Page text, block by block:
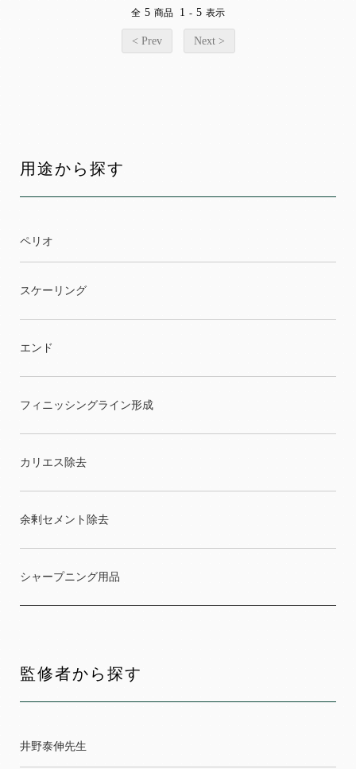
全 5 商品 1 - 5 表示
< Prev Next >
用途から探す
ペリオ
スケーリング
エンド
フィニッシングライン形成
カリエス除去
余剰セメント除去
シャープニング用品
監修者から探す
井野泰伸先生